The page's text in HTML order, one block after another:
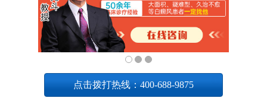
点击拨打热线：400-688-9875